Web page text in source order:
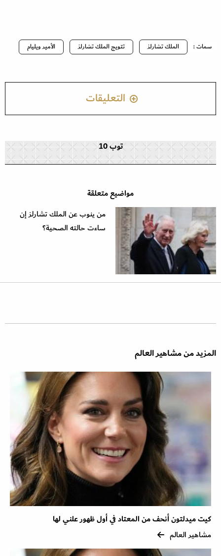
سمات : الملك تشارلز تتويج الملك تشارلز الأمير ويليام
التعليقات
توب 10
مواضيع متعلقة
من ينوب عن الملك تشارلز إن
ساءت حالته الصحية؟
المزيد من مشاهير العالم
كيت ميدلتون أنحف من المعتاد في أول ظهور علني لها
مشاهير العالم